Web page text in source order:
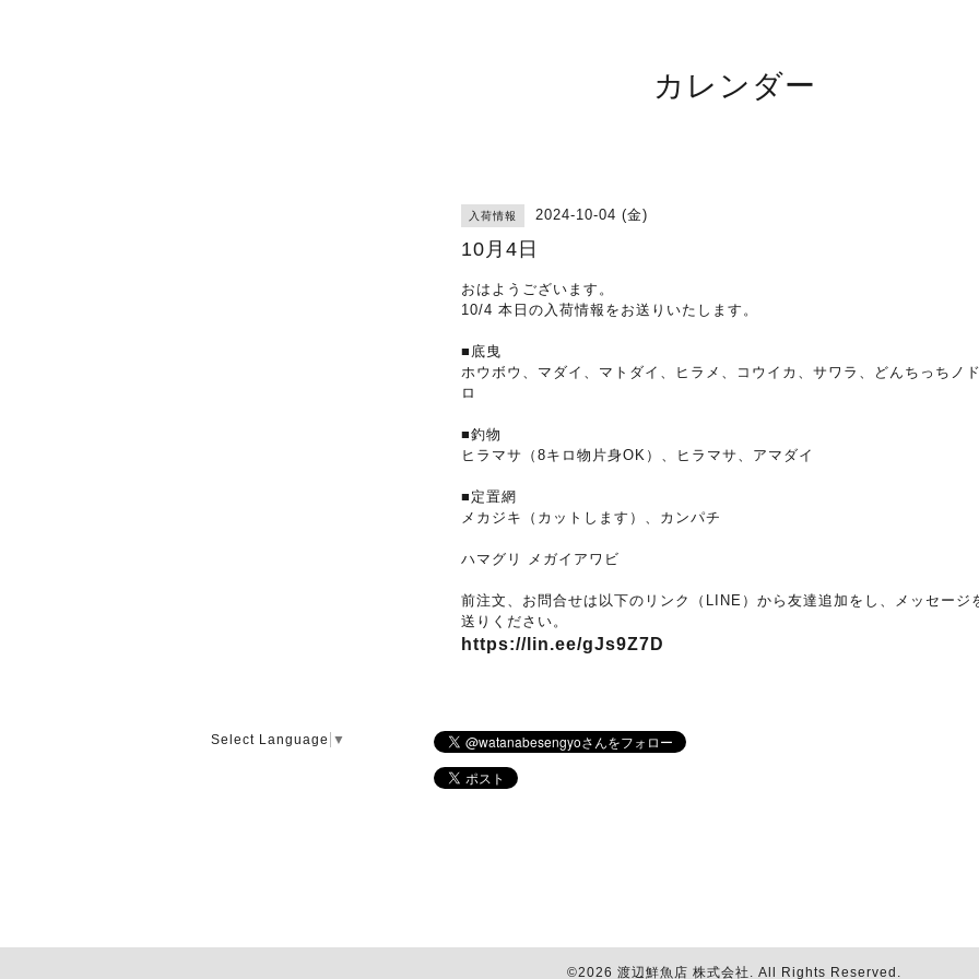
カレンダー
入荷情報 2024-10-04 (金)
10月4日
おはようございます。
10/4 本日の入荷情報をお送りいたします。
■底曳
ホウボウ、マダイ、マトダイ、ヒラメ、コウイカ、サワラ、どんちっちノ
ロ
■釣物
ヒラマサ（8キロ物片身OK）、ヒラマサ、アマダイ
■定置網
メカジキ（カットします）、カンパチ
ハマグリ メガイアワビ
前注文、お問合せは以下のリンク（LINE）から友達追加をし、メッセージ
送りください。
https://lin.ee/gJs9Z7D
Select Language ▼
©2026 渡辺鮮魚店 株式会社 . All Rights Reserved.